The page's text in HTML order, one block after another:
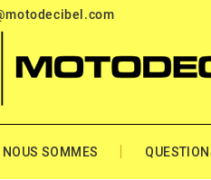
NOUS SOMMES